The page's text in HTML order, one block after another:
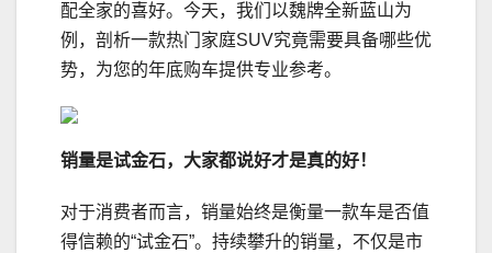
配全家的喜好。今天，我们以魏牌全新蓝山为
例，剖析一款热门家庭SUV究竟需要具备哪些优
势，为您的年底购车提供专业参考。
销量是试金石， 大家都说好才是真的好！
对于消费者而言，销量始终是衡量一款车是否值
得信赖的“试金石”。持续攀升的销量，不仅是市